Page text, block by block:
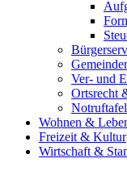
Ver- und
Ortsrecht
Notruftafel
Wohnen &
Freizeit & Kultur
Wirtschaft &